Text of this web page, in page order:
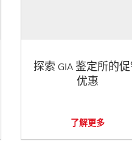
探索 GIA 鉴定所的
优惠
了解更多